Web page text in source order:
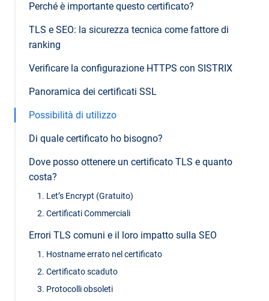
Perché è importante questo certificato?
TLS e SEO: la sicurezza tecnica come fattore di
ranking
Verificare la configurazione HTTPS con SISTRIX
Panoramica dei certificati SSL
Possibilità di utilizzo
Di quale certificato ho bisogno?
Dove posso ottenere un certificato TLS e quanto
costa?
1. Let’s Encrypt (Gratuito)
2. Certificati Commerciali
Errori TLS comuni e il loro impatto sulla SEO
1. Hostname errato nel certificato
2. Certificato scaduto
3. Protocolli obsoleti